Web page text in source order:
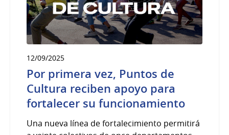
12/09/2025
Por primera vez, Puntos de
Cultura reciben apoyo para
fortalecer su funcionamiento
Una nueva línea de fortalecimiento permitirá